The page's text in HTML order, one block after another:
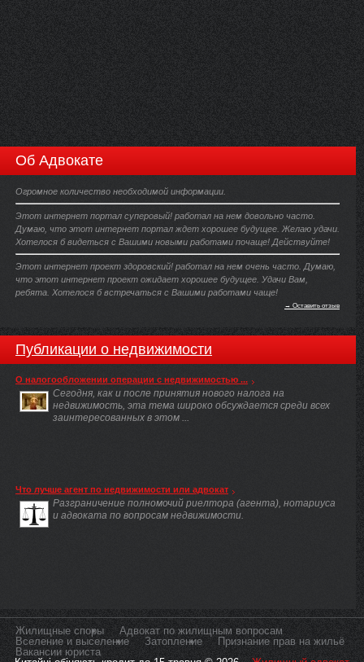
Об Адвокате
Огромное количество необходимой информации.
Этот интернет портал суперовый! работал на нем довольно часто.
Думаю, что этот интернет портал ждет хорошее будущее. Желаю удачи.
Хотелося б видеться с Вашими новыми работами почаще! Действуйте!
Этот интернет проект здоровский! работал на нем очень часто. Думаю,
что этот интернет проект ожидает хорошее будущее. Удачи Вам,
ребята. Хотелося б встречаться с Вашими работами чаще!
→ Оставить отзыв
Публикации о недвижимости
О налогообложении операции с недвижимостью ...
Сегодня, как и после принятия нового налога на
недвижимость, эта тема широко обсуждается среди всех
заинтересованных в этом ...
Что лучше агент по недвижимости или адвокат
Разграничение полномочий риелтора (агента), нотариуса
и адвоката по вопросам недвижимости.
Жилищные споры
Адвокат по жилищным вопросам
Вселение и выселение
Затопление
Признание прав на жильё
Вакансии юриста